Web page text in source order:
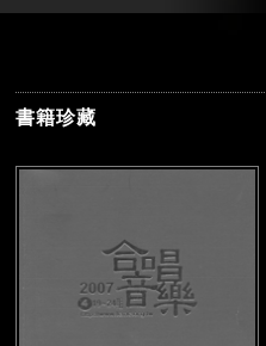
書籍珍藏